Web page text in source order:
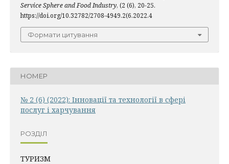
Service Sphere and Food Industry, (2 (6), 20-25.
https://doi.org/10.32782/2708-4949.2(6.2022.4
Формати цитування
НОМЕР
№ 2 (6) (2022): Інновації та технології в сфері
послуг і харчування
РОЗДІЛ
ТУРИЗМ